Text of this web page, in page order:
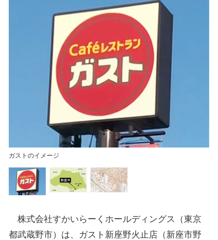
ガストのイメージ
株式会社すかいらーくホールディングス（東京
都武蔵野市）は、ガスト新座野火止店（新座市野